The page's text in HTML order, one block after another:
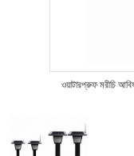
ওয়াটারপ্রুফ মরীচি